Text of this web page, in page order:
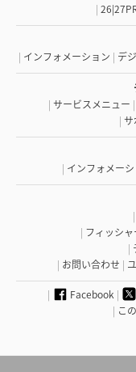
|
| インフォメーション | デ
| サービスメニュー |
| サ
| インフォメー
|
| フィッシ
|
| お問い合わせ |
| Facebook |
| こ